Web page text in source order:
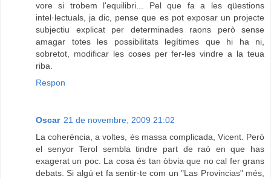
vore si trobem l'equilibri... Pel que fa a les qüestions
intel·lectuals, ja dic, pense que es pot exposar un projecte
subjectiu explicat per determinades raons però sense
amagar totes les possibilitats legítimes que hi ha ni,
sobretot, modificar les coses per fer-les vindre a la teua
riba.
Respon
Oscar 21 de novembre, 2009 21:02
La coherència, a voltes, és massa complicada, Vicent. Però
el senyor Terol sembla tindre part de raó en que has
exagerat un poc. La cosa és tan òbvia que no cal fer grans
debats. Si algú et fa sentir-te com un "Las Provincias" més,